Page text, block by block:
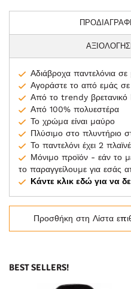
Αδιάβροχα παντελόνια
Αγοράστε το από εμάς
Από το trendy
Από 100% πολυεστέρα
Το χρώμα είναι μαύρο
Πλύσιμο στο πλυντήριο
Το παντελόνι έχει 2
Μόνιμο προϊόν - εάν το
το παραγγείλουμε για εσάς
Κάντε κλικ εδώ για να
Προσθήκη στη Λίστα
BEST SELLERS!